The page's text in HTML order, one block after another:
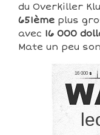
du Overkiller
651ème plus
avec 16 000
Mate un peu
16 000